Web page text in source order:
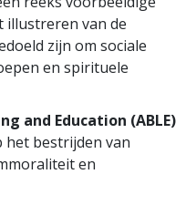
illustreren van de
zijn om sociale
en spirituele
and Education (ABLE)
het bestrijden van
en